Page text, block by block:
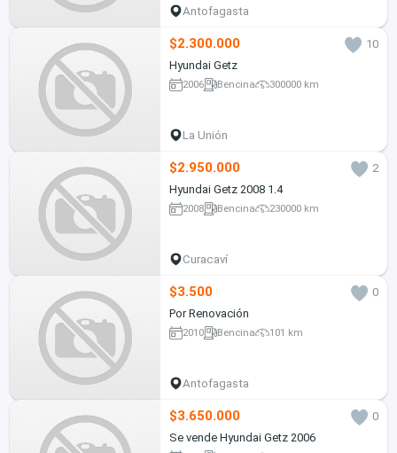
Antofagasta
$2.300.000
10
Hyundai Getz
2006 Bencina 300000 km
La Unión
$2.950.000
2
Hyundai Getz 2008 1.4
2008 Bencina 230000 km
Curacaví
$3.500
0
Por Renovación
2010 Bencina 101 km
Antofagasta
$3.650.000
0
Se vende Hyundai Getz 2006